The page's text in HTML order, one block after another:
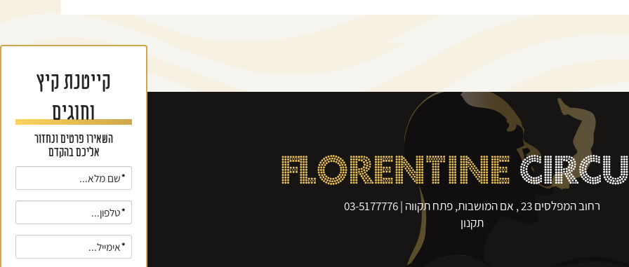
קייטנת קיץ
וחוגים
השאירו פרטים ונחזור
אליכם בהקדם
אנא
מלאו
טופס
-
FLORENTINE
רחוב המפלסים 23 , אם המושבות, פתח תקווה |
03-5177776
תקנון